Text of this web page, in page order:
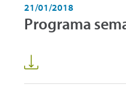
21/01/2018
Programa